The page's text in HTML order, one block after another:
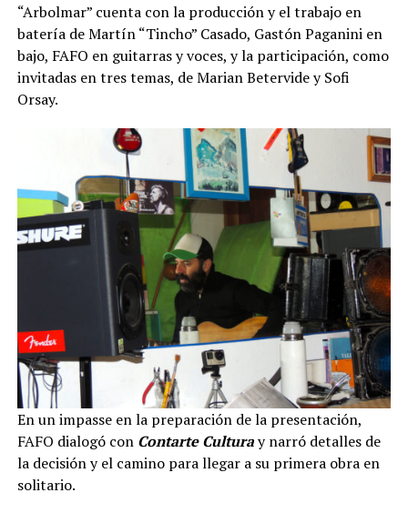
“Arbolmar” cuenta con la producción y el trabajo en
batería de Martín “Tincho” Casado, Gastón Paganini en
bajo, FAFO en guitarras y voces, y la participación, como
invitadas en tres temas, de Marian Betervide y Sofi
Orsay.
En un impasse en la preparación de la presentación,
FAFO dialogó con Contarte Culturay narró detalles de
la decisión y el camino para llegar a su primera obra en
solitario.